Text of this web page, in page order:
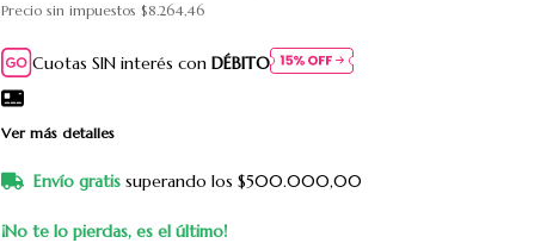
Precio sin impuestos $8.264,46
Cuotas SIN interés conDÉBITO
Ver más detalles
Envío gratis superando los $500.000,00
¡No te lo pierdas, es el último!